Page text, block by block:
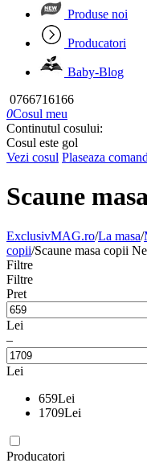
Produse noi
Producatori
Baby-Blog
0766716166
0Cosul meu
Continutul cosului:
Cosul este gol
Vezi cosul Plaseaza
Scaune
ExclusivMAG.ro/La masa/
copii/Scaune masa copii
Filtre
Filtre
Pret
Lei
–
Lei
659Lei
1709Lei
Producatori